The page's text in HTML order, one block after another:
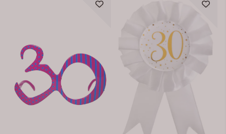
På lager På lager